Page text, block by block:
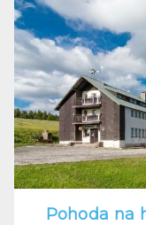
Pohoda na